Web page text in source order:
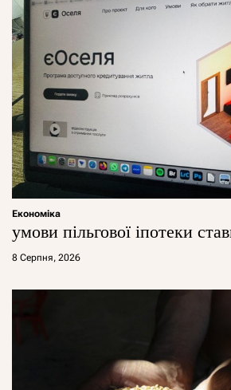
Економіка
умови пільгової іпотеки
8 Серпня, 2026